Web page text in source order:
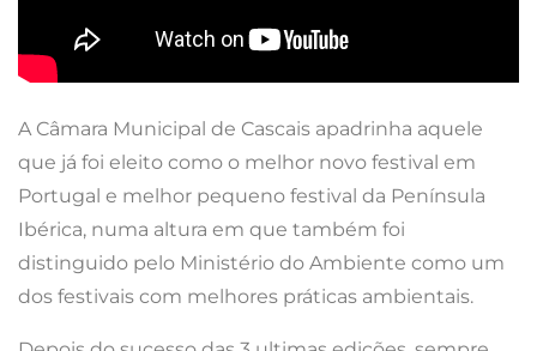
A Câmara Municipal de Cascais apadrinha aquele
que já foi eleito como o melhor novo festival em
Portugal e melhor pequeno festival da Península
Ibérica, numa altura em que também foi
distinguido pelo Ministério do Ambiente como um
dos festivais com melhores práticas ambientais.